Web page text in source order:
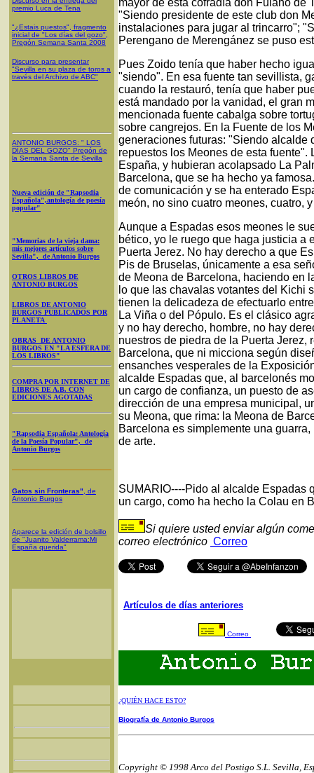
premio Luca de Tena
"¿Estais puestos", fragmento
inicial de "Los días del gozo",
Pregón Semana Santa 2008
Discurso para presentar
"Sevilla en su plaza de toros a
través del Archivo de ABC"
ANTONIO BURGOS: " LOS
DÍAS DEL GOZO" Pregón de
la Semana Santa de Sevilla
Nueva edición de "Rapsodia
Española",antología de poesía
popular"
"Memorias de la vieja dama:
mis mejores artículos sobre
Sevilla", de Antonio Burgos
OTROS LIBROS DE
ANTONIO BURGOS
LIBROS DE ANTONIO
BURGOS PUBLICADOS POR
PLANETA
OBRAS DE ANTONIO
BURGOS EN "LA ESFERA DE
LOS LIBROS"
COMPRA POR INTERNET DE
LIBROS DE A.B. CON
EDICIONES AGOTADAS
"Rapsodia Española: Antología
de la Poesía Popular", de
Antonio Burgos
Gatos sin Fronteras" , de
Antonio Burgos
Aparece la edición de bolsillo
de "Juanito Valderrama:Mi
España querida"
mayor de esta cofradía don Fulano de
"Siendo presidente de este club don
instalaciones para jugar al trincarro";
Perengano de Merengánez se puso
Pues Zoido tenía que haber hecho
"siendo". En esa fuente tan sevillista,
cuando la restauró, tenía que haber
está mandado por la vanidad, el gran
mencionada fuente cabalga sobre
sobre cangrejos. En la Fuente de los
generaciones futuras: "Siendo alcalde
repuestos los Meones de esta
España, y hubieran acolapsado La
Barcelona, que se ha hecho ya
de comunicación y se ha enterado
meón, no sino cuatro meones, cuatro,
Aunque a Espadas esos meones le
bético, yo le ruego que haga justicia a
Puerta Jerez. No hay derecho a que
Pis de Bruselas, únicamente a esa
de Meona de Barcelona, haciendo en
lo que las chavalas votantes del Kichi
tienen la delicadeza de efectuarlo
La Viña o del Pópulo. Es el clásico
y no hay derecho, hombre, no hay
nuestros de piedra de la Puerta Jerez,
Barcelona, que ni micciona según
ensanches vesperales de la
alcalde Espadas que, al barcelonés
un cargo de confianza, un puesto de
dirección de una empresa municipal,
su Meona, que rima: la Meona de
Barcelona es simplemente una
de arte.
SUMARIO----Pido al alcalde Espadas
un cargo, como ha hecho la Colau en
Si quiere usted enviar algún
correo electrónico Correo
Artículos de días anteriores
Correo
¿QUIÉN HACE ESTO?
Biografía de Antonio Burgos
Copyright © 1998 Arco del Postigo S.L. Sevilla,